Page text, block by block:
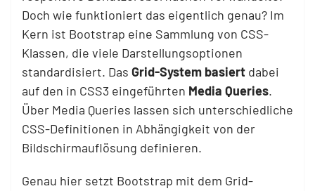
Doch wie funktioniert das eigentlich genau? Im
Kern ist Bootstrap eine Sammlung von CSS-
Klassen, die viele Darstellungsoptionen
standardisiert. Das Grid-System basiert dabei
auf den in CSS3 eingeführten Media Queries.
Über Media Queries lassen sich unterschiedliche
CSS-Definitionen in Abhängigkeit von der
Bildschirmauflösung definieren.
Genau hier setzt Bootstrap mit dem Grid-